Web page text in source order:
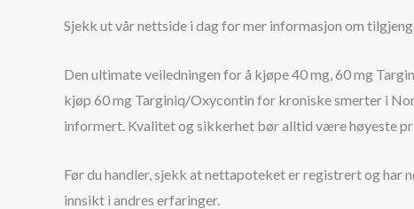
Sjekk ut vår nettside i dag for mer informasjon om
Den ultimate veiledningen for å kjøpe 40 mg, 60 mg
kjøp 60 mg Targiniq/Oxycontin for kroniske smerter i
informert. Kvalitet og sikkerhet bør alltid være høyeste
Før du handler, sjekk at nettapoteket er registrert og har
innsikt i andres erfaringer.